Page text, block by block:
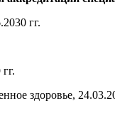
гг.
здоровье,